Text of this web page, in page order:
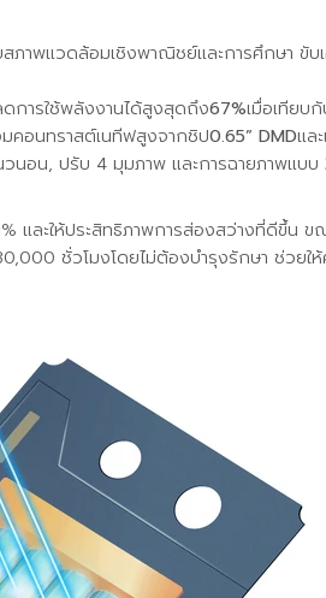
าพแวดล้อมเชิงพาณิชย์และการศึกษา ขับ
การใช้พลังงานได้สูงสุดถึง67%เมื่อเทียบ
คอนทราสต์เนทีฟสูงจากชิป0.65” DMDแล
น, ปรับ 4 มุมภาพ และการฉายภาพแบ
และให้ประสิทธิภาพการส่องสว่างที่ดีขึ้น
ชั่วโมงโดยไม่ต้องบำรุงรักษา ช่วย